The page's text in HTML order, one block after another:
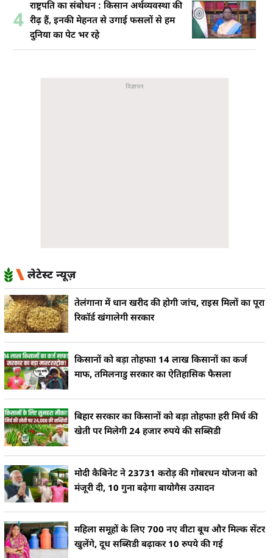
4
राष्ट्रपति का संबोधन : किसान अर्थव्यवस्था की
रीढ़ हैं, इनकी मेहनत से उगाई फसलों से हम
दुनिया का पेट भर रहे
लेटेस्ट न्यूज़
तेलंगाना में धान खरीद की होगी जांच, राइस मिलों का पूरा
रिकॉर्ड खंगालेगी सरकार
किसानों को बड़ा तोहफा! 14 लाख किसानों का कर्ज
माफ, तमिलनाडु सरकार का ऐतिहासिक फैसला
बिहार सरकार का किसानों को बड़ा तोहफा! हरी मिर्च की
खेती पर मिलेगी 24 हजार रुपये की सब्सिडी
मोदी कैबिनेट ने 23731 करोड़ की गोबरधन योजना को
मंजूरी दी, 10 गुना बढ़ेगा बायोगैस उत्पादन
महिला समूहों के लिए 700 नए वीटा बूथ और मिल्क सेंटर
खुलेंगे, दूध सब्सिडी बढ़ाकर 10 रुपये की गई